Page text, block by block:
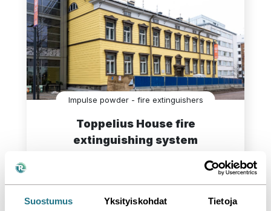
Suostumus Yksityiskohdat Tietoja
Impulse powder - fire extinguishers
Toppelius House fire
extinguishing system
Salgrom implemented discreet fire protection
for the Toppelius house with an impulse
powder system – a solution that preserves the
historic look and provides effective